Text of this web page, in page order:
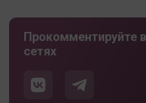
Прокомментируйте
сетях